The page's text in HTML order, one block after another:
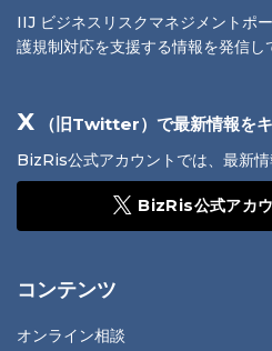
IIJ ビジネスリスクマネジメントポ
護規制対応を支援する情報を発信し
X （旧Twitter）で最新情報を
BizRis公式アカウントでは、最新情
BizRis公式アカ
コンテンツ
オンライン相談